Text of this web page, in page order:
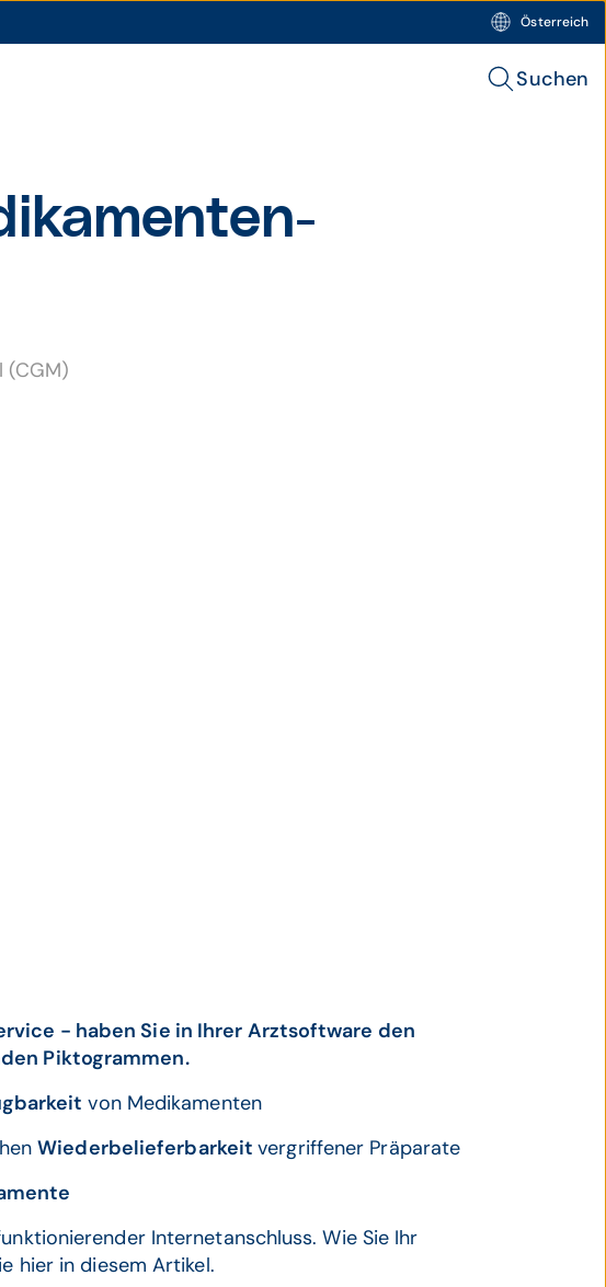
Österreich
Suchen
(CGM)
- haben Sie in Ihrer Arztsoftware den
Piktogrammen.
von Medikamenten
Wiederbelieferbarkeitvergriffener Präparate
Internetanschluss. Wie Sie Ihr
hier in diesem Artikel.